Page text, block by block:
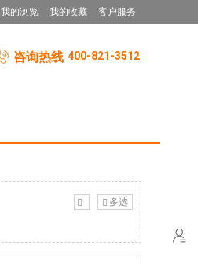
我的浏览 我的收藏 客户服务
咨询热线 400-821-3512
多选